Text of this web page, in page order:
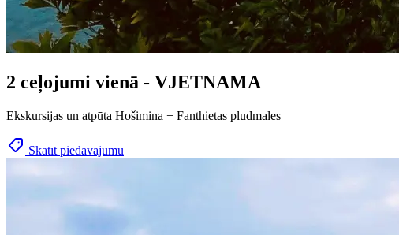
2 ceļojumi vienā - VJETNAMA
Ekskursijas un atpūta Hošimina + Fanthietas pludmales
Skatīt piedāvājumu